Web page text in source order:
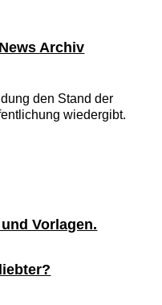
News Archiv
den Stand der
wiedergibt.
Vorlagen.